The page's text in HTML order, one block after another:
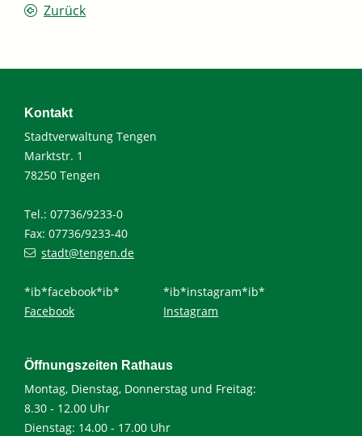
Zurück
Kontakt
Stadtverwaltung Tengen
Marktstr. 1
78250 Tengen
Tel.: 07736/9233-0
Fax: 07736/9233-40
stadt@tengen.de
*ib*facebook*ib*
Facebook
*ib*instagram*ib*
Instagram
Öffnungszeiten Rathaus
Montag, Dienstag, Donnerstag und Freitag:
8.30 - 12.00 Uhr
Dienstag: 14.00 - 17.00 Uhr